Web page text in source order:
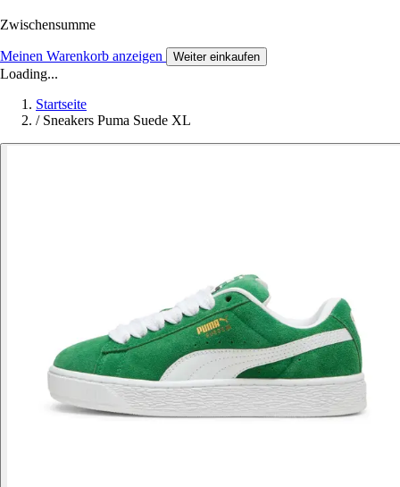
Zwischensumme
Meinen Warenkorb anzeigen Weiter einkaufen
Loading...
Startseite
/ Sneakers Puma Suede XL